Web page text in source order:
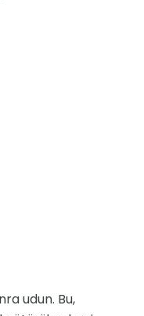
udun. Bu,